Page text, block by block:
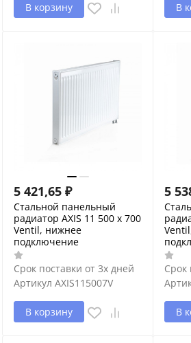
В корзину В
5 421,65 ₽
Стальной панельный
радиатор AXIS 11 500 x 700
Ventil, нижнее
подключение
Срок поставки от 3х дней
Артикул AXIS115007V
В корзину
5
Срок
В